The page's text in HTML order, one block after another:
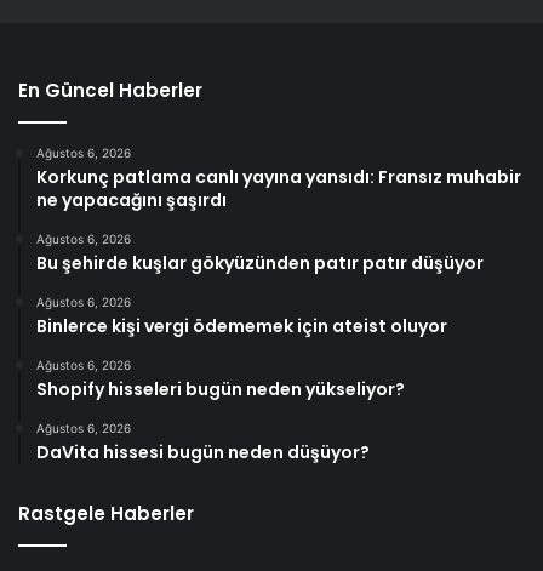
En Güncel Haberler
Ağustos 6, 2026
Korkunç patlama canlı yayına yansıdı: Fransız muhabir
ne yapacağını şaşırdı
Ağustos 6, 2026
Bu şehirde kuşlar gökyüzünden patır patır düşüyor
Ağustos 6, 2026
Binlerce kişi vergi ödememek için ateist oluyor
Ağustos 6, 2026
Shopify hisseleri bugün neden yükseliyor?
Ağustos 6, 2026
DaVita hissesi bugün neden düşüyor?
Rastgele Haberler